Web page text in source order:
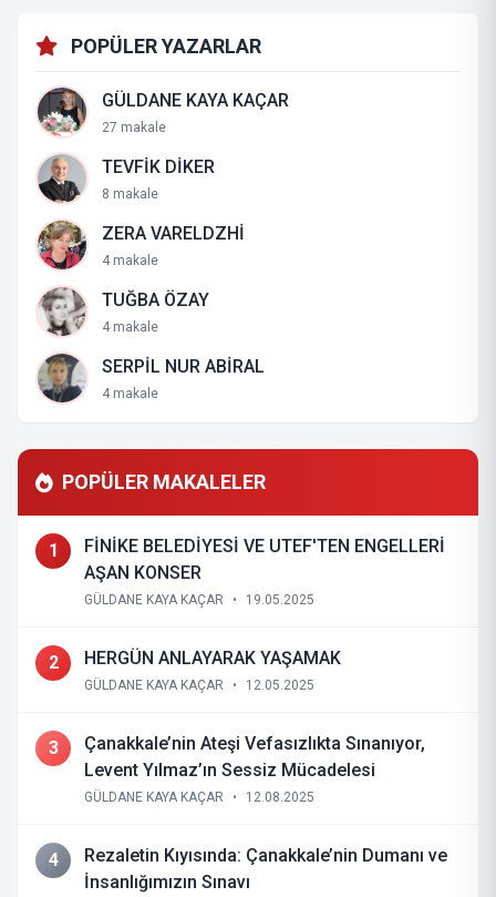
POPÜLER YAZARLAR
GÜLDANE KAYA KAÇAR
27 makale
TEVFİK DİKER
8 makale
ZERA VARELDZHİ
4 makale
TUĞBA ÖZAY
4 makale
SERPİL NUR ABİRAL
4 makale
POPÜLER MAKALELER
1
FİNİKE BELEDİYESİ VE UTEF'TEN ENGELLERİ
AŞAN KONSER
GÜLDANE KAYA KAÇAR • 19.05.2025
2 HERGÜN ANLAYARAK YAŞAMAK
GÜLDANE KAYA KAÇAR • 12.05.2025
3
Çanakkale’nin Ateşi Vefasızlıkta Sınanıyor,
Levent Yılmaz’ın Sessiz Mücadelesi
GÜLDANE KAYA KAÇAR • 12.08.2025
4
Rezaletin Kıyısında: Çanakkale’nin Dumanı ve
İnsanlığımızın Sınavı